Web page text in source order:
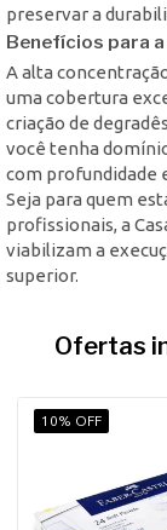
preservar a
Benefícios para
A alta
uma cobertura
criação de
você tenha
com profundidade
Seja para quem
profissionais, a
viabilizam a
superior.
Ofertas
10% OFF